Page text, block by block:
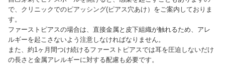
で、クリニックでのピアッシング(ピアス穴あけ）をご案内しておりま
す。
ファーストピアスの場合は、直接金属と皮下組織が触れるため、アレ
ルギーを起こさないよう注意しなければなりません。
また、約1ヶ月間つけ続けるファーストピアスでは耳を圧迫しないだけ
の長さと金属アレルギーに対する配慮も必要です。